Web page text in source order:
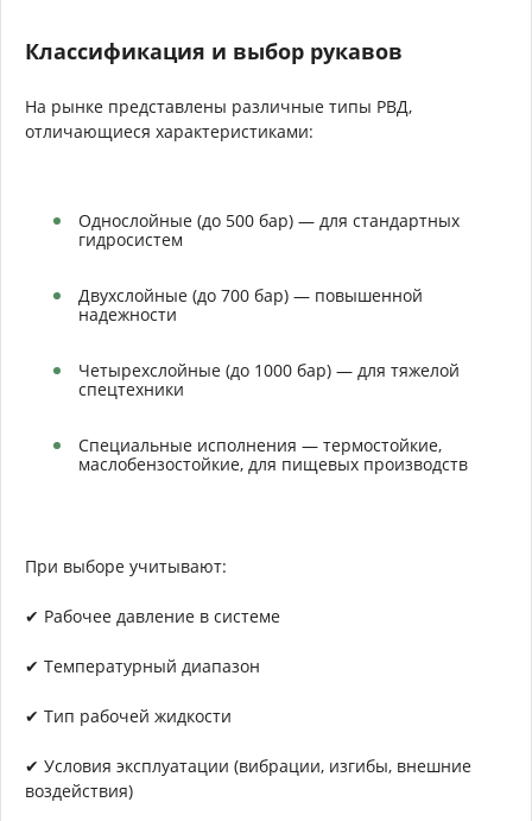
Классификация и выбор рукавов
На рынке представлены различные типы РВД,
отличающиеся характеристиками:
Однослойные (до 500 бар) — для стандартных
гидросистем
Двухслойные (до 700 бар) — повышенной
надежности
Четырехслойные (до 1000 бар) — для тяжелой
спецтехники
Специальные исполнения — термостойкие,
маслобензостойкие, для пищевых производств
При выборе учитывают:
✔ Рабочее давление в системе
✔ Температурный диапазон
✔ Тип рабочей жидкости
✔ Условия эксплуатации (вибрации, изгибы, внешние
воздействия)